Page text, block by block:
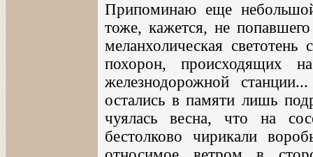
Припоминаю еще
тоже, кажется, не
меланхолическая
похорон, происходящих
железнодорожной
остались в памяти лишь
чуялась весна, что на
бестолково чирикали